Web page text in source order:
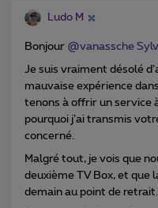
Ludo M
Bonjour @vanassche
Je suis vraiment désolé
mauvaise expérience
tenons à offrir un service
pourquoi j’ai transmis
concerné.
Malgré tout, je vois que
deuxième TV Box, et que
demain au point de retrait.